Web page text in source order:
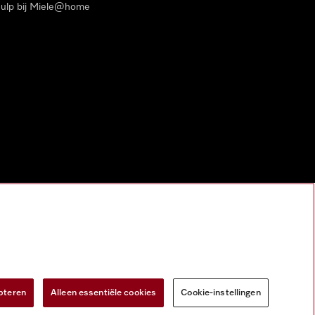
bij Miele@home
Alleen essentiële cookies Cookie-instellingen